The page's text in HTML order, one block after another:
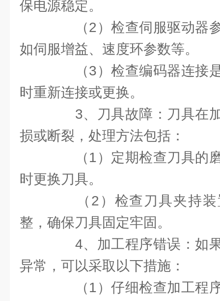
保电源稳定。
（2）检查伺服驱动器参
如伺服增益、速度环参数等。
（3）检查编码器连接是
时重新连接或更换。
3、刀具故障：刀具在加
损或断裂，处理方法包括：
（1）定期检查刀具的磨
时更换刀具。
（2）检查刀具夹持装
整，确保刀具固定牢固。
4、加工程序错误：如果
异常，可以采取以下措施：
（1）仔细检查加工程序